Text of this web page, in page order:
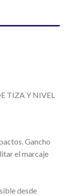
TIZA Y NIVEL
Gancho
el marcaje
desde